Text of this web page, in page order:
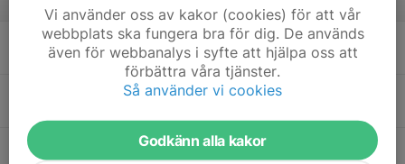
v.12
08:00
11:00
Måndagsgruppen
Klubbstugan
Jägarexamen teoriprov
17
Vi använder oss av kakor (cookies) för att vår
webbplats ska fungera bra för dig. De används
även för webbanalys i syfte att hjälpa oss att
förbättra våra tjänster.
Så använder vi cookies
Godkänn alla kakor